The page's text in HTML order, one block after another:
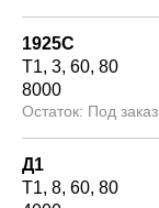
1925С
Т1 3 60 80
8000
Под заказ
Д1
Т1 8 60 80